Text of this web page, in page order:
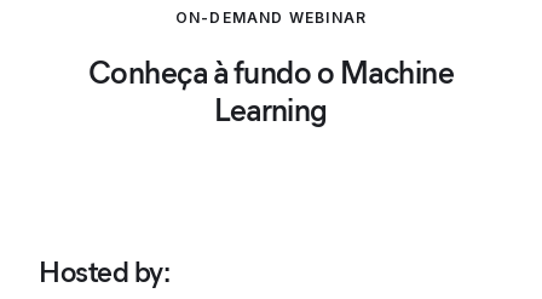
ON-DEMAND WEBINAR
Conheça à fundo o Machine
Learning
Hosted by: